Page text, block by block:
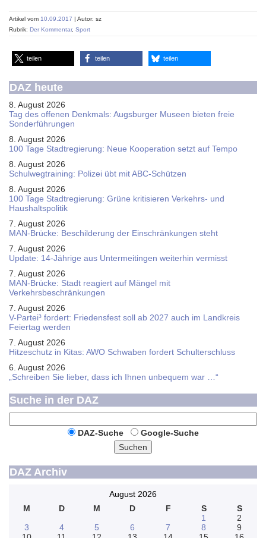
Artikel vom 10.09.2017 | Autor: sz
Rubrik: Der Kommentar, Sport
teilen teilen teilen
DAZ heute
8. August 2026
Tag des offenen Denkmals: Augsburger Museen bieten freie
Sonderführungen
8. August 2026
100 Tage Stadtregierung: Neue Kooperation setzt auf Tempo
8. August 2026
Schul­weg­trai­ning: Poli­zei übt mit ABC-Schüt­zen
8. August 2026
100 Tage Stadtregierung: Grüne kritisieren Verkehrs- und
Haushaltspolitik
7. August 2026
MAN-Brücke: Beschilderung der Einschränkungen steht
7. August 2026
Update: 14-Jährige aus Untermeitingen weiterhin vermisst
7. August 2026
MAN-Brücke: Stadt reagiert auf Mängel mit
Verkehrsbeschränkungen
7. August 2026
V-Partei­³ fordert: Friedens­fest soll ab 2027 auch im Land­kreis
Feier­tag werden
7. August 2026
Hitzeschutz in Kitas: AWO Schwaben fordert Schulterschluss
6. August 2026
„Schreiben Sie lieber, dass ich Ihnen unbequem war …“
Suche in der DAZ
DAZ-Suche
Google-Suche
Suchen
DAZ Archiv
August 2026
M
D M D F S
S
1
2
3
4 5 6 7 8
9